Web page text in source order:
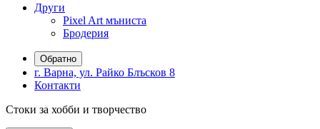
Други
Pixel Art мъниста
Бродерия
Обратно
г. Варна, ул. Райко Блъсков 8
Контакти
Стоки за хобби и творчество